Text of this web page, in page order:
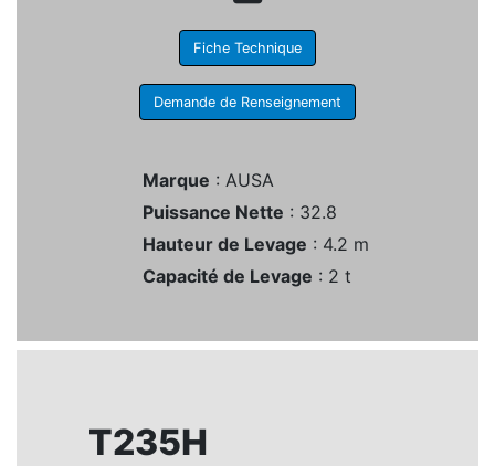
Fiche Technique
Demande de Renseignement
Marque : AUSA
Puissance Nette : 32.8
Hauteur de Levage : 4.2 m
Capacité de Levage : 2 t
T235H